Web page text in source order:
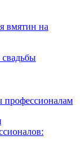
вмятин на
профессионалам